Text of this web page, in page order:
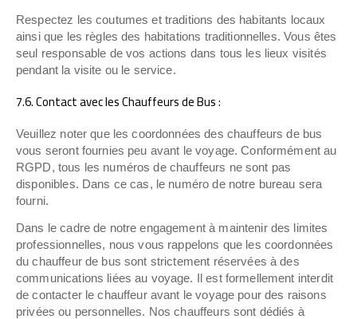
Respectez les coutumes et traditions des habitants locaux
ainsi que les règles des habitations traditionnelles. Vous êtes
seul responsable de vos actions dans tous les lieux visités
pendant la visite ou le service.
7.6. Contact avec les Chauffeurs de Bus :
Veuillez noter que les coordonnées des chauffeurs de bus
vous seront fournies peu avant le voyage. Conformément au
RGPD, tous les numéros de chauffeurs ne sont pas
disponibles. Dans ce cas, le numéro de notre bureau sera
fourni.
Dans le cadre de notre engagement à maintenir des limites
professionnelles, nous vous rappelons que les coordonnées
du chauffeur de bus sont strictement réservées à des
communications liées au voyage. Il est formellement interdit
de contacter le chauffeur avant le voyage pour des raisons
privées ou personnelles. Nos chauffeurs sont dédiés à